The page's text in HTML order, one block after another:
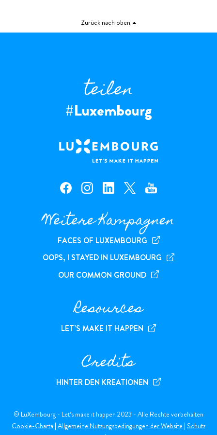
Zurück nach oben
teilen
#Luxembourg
facebook — Luxembourg
instagram — Luxembourg
linkedin — Luxembourg
x — Luxembourgyoutube — Luxembourg
Weitere Kampagnen
FACES OF LUXEMBOURG
OOPS, I STAYED IN LUXEMBOURG
OUR COMMON GROUND
Resources
LET’S MAKE IT HAPPEN
Credits
HINTER DEN KREATIONEN
© LuXembourg - Let’s make it happen 2023 - Alle Rechte vorbehalten
Cookie-Charta | Allgemeine Nutzungsbedingungen der Website | Schutz